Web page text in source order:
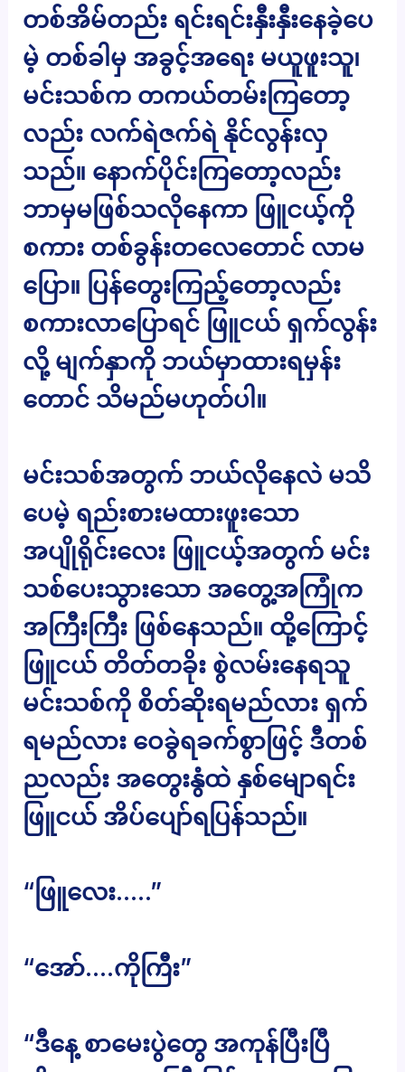
တစ်အိမ်တည်း ရင်းရင်းနှီးနှီးနေခဲ့ပေ
မဲ့ တစ်ခါမှ အခွင့်အရေး မယူဖူးသူ၊
မင်းသစ်က တကယ်တမ်းကြတော့
လည်း လက်ရဲဇက်ရဲ နိုင်လွန်းလှ
သည်။ နောက်ပိုင်းကြတော့လည်း
ဘာမှမဖြစ်သလိုနေကာ ဖြူငယ့်ကို
စကား တစ်ခွန်းတလေတောင် လာမ
ပြော။ ပြန်တွေးကြည့်တော့လည်း
စကားလာပြောရင် ဖြူငယ် ရှက်လွန်း
လို့ မျက်နှာကို ဘယ်မှာထားရမှန်း
တောင် သိမည်မဟုတ်ပါ။
မင်းသစ်အတွက် ဘယ်လိုနေလဲ မသိ
ပေမဲ့ ရည်းစားမထားဖူးသော
အပျိုရိုင်းလေး ဖြူငယ့်အတွက် မင်း
သစ်ပေးသွားသော အတွေ့အကြုံက
အကြီးကြီး ဖြစ်နေသည်။ ထို့ကြောင့်
ဖြူငယ် တိတ်တခိုး စွဲလမ်းနေရသူ
မင်းသစ်ကို စိတ်ဆိုးရမည်လား ရှက်
ရမည်လား ဝေခွဲရခက်စွာဖြင့် ဒီတစ်
ညလည်း အတွေးနွံထဲ နှစ်မျောရင်း
ဖြူငယ် အိပ်ပျော်ရပြန်သည်။
“ဖြူလေး…..”
“အော်….ကိုကြီး”
“ဒီနေ့ စာမေးပွဲတွေ အကုန်ပြီးပြီ